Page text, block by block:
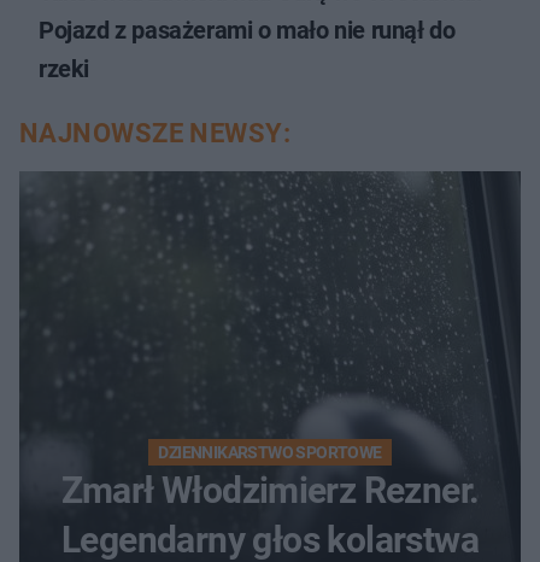
Pojazd z pasażerami o mało nie runął do
rzeki
NAJNOWSZE NEWSY:
DZIENNIKARSTWO SPORTOWE
Zmarł Włodzimierz Rezner.
Legendarny głos kolarstwa